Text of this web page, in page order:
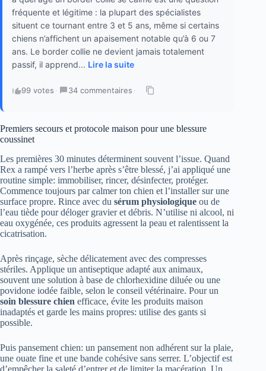
fréquente et légitime : la plupart des spécialistes
situent ce tournant entre 3 et 5 ans, même si certains
chiens n’affichent un apaisement notable qu’à 6 ou 7
ans. Le border collie ne devient jamais totalement
passif, il apprend... Lire la suite
99 votes · 34 commentaires ·
Premiers secours et protocole maison pour une blessure
coussinet
Les premières 30 minutes déterminent souvent l’issue. Quand
Rex a rampé vers l’herbe après s’être blessé, j’ai appliqué une
routine simple: immobiliser, rincer, désinfecter, protéger.
Commence toujours par calmer ton chien et l’installer sur une
surface propre. Rince avec du sérum physiologique ou de
l’eau tiède pour déloger gravier et débris. N’utilise ni alcool, ni
eau oxygénée, ces produits agressent la peau et ralentissent la
cicatrisation.
Après rinçage, sèche délicatement avec des compresses
stériles. Applique un antiseptique adapté aux animaux,
souvent une solution à base de chlorhexidine diluée ou une
povidone iodée faible, selon le conseil vétérinaire. Pour un
soin blessure chien efficace, évite les produits maison
inadaptés et garde les mains propres: utilise des gants si
possible.
Puis pansement chien: un pansement non adhérent sur la plaie,
une ouate fine et une bande cohésive sans serrer. L’objectif est